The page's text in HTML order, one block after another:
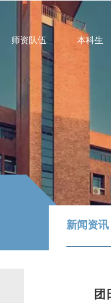
师资队伍 本科生
新闻资讯
团